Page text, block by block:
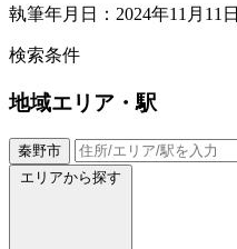
執筆年月日：2024年11月11日
検索条件
地域エリア・駅
秦野市
エリアから探す